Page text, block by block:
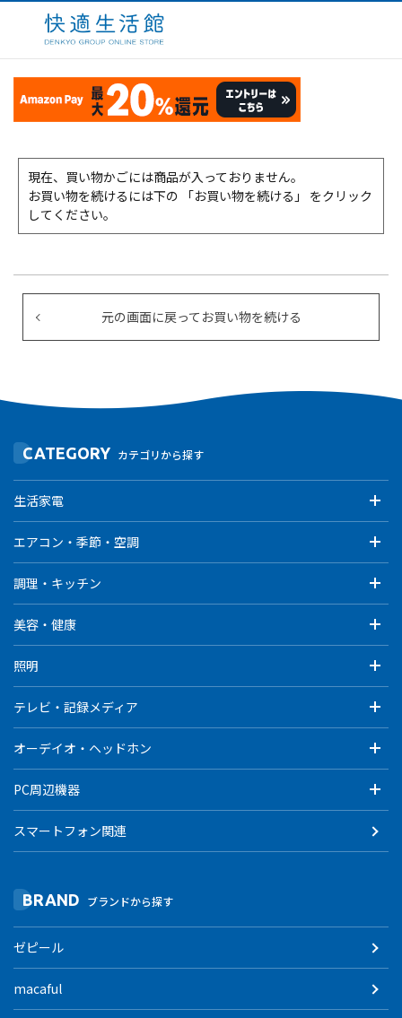
現在、買い物かごには商品が入っておりません。
お買い物を続けるには下の 「お買い物を続ける」 をクリック
してください。
元の画面に戻ってお買い物を続ける
CATEGORY カテゴリから探す
生活家電
エアコン・季節・空調
調理・キッチン
美容・健康
照明
テレビ・記録メディア
オーデイオ・ヘッドホン
PC周辺機器
スマートフォン関連
BRAND ブランドから探す
ゼピール
macaful